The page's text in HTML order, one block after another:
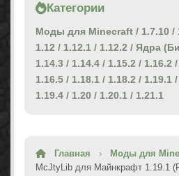
Категории
Моды для Minecraft / 1.7.10 /
1.12 / 1.12.1 / 1.12.2 / Ядра
1.14.3 / 1.14.4 / 1.15.2 / 1.16.2 /
1.16.5 / 1.18.1 / 1.18.2 / 1.19.1 /
1.19.4 / 1.20 / 1.20.1 / 1.21.1
Главная › Моды для
McJtyLib для Майнкрафт 1.19.1